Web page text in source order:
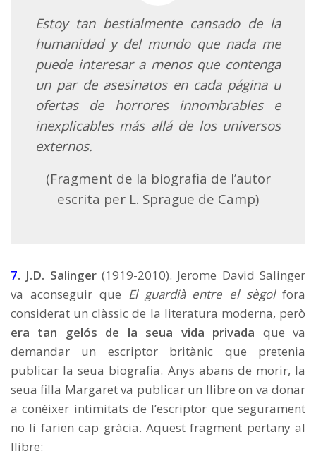
Estoy tan bestialmente cansado de la
humanidad y del mundo que nada me
puede interesar a menos que contenga
un par de asesinatos en cada página u
ofertas de horrores innombrables e
inexplicables más allá de los universos
externos.
(Fragment de la biografia de l’autor
escrita per L. Sprague de Camp)
7. J.D. Salinger(1919-2010). Jerome David Salinger
va aconseguir que El guardià entre el sègolfora
considerat un clàssic de la literatura moderna, però
era tan gelós de la seua vida privada que va
demandar un escriptor britànic que pretenia
publicar la seua biografia. Anys abans de morir, la
seua filla Margaret va publicar un llibre on va donar
a conéixer intimitats de l’escriptor que segurament
no li farien cap gràcia. Aquest fragment pertany al
llibre: